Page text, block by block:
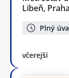
Libeň, Praha
Plný
včerejší